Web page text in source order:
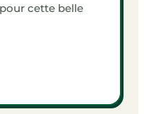
cette belle